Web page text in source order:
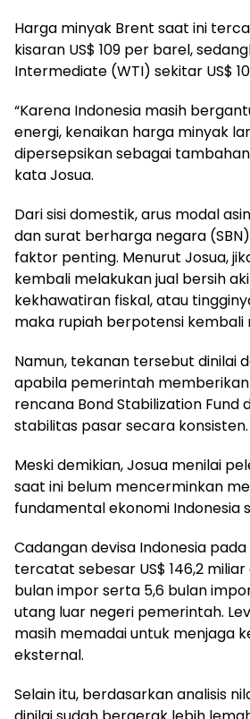
Harga minyak Brent saat ini
kisaran US$ 109 per barel,
Intermediate (WTI) sekitar US$
“Karena Indonesia masih
energi, kenaikan harga minyak
dipersepsikan sebagai
kata Josua.
Dari sisi domestik, arus modal
dan surat berharga negara
faktor penting. Menurut Josua,
kembali melakukan jual bersih
kekhawatiran fiskal, atau
maka rupiah berpotensi kembali
Namun, tekanan tersebut dinilai
apabila pemerintah
rencana Bond Stabilization Fund
stabilitas pasar secara konsisten.
Meski demikian, Josua menilai
saat ini belum mencerminkan
fundamental ekonomi Indonesia
Cadangan devisa Indonesia
tercatat sebesar US$ 146,2
bulan impor serta 5,6 bulan
utang luar negeri pemerintah.
masih memadai untuk menjaga
eksternal.
Selain itu, berdasarkan analisis